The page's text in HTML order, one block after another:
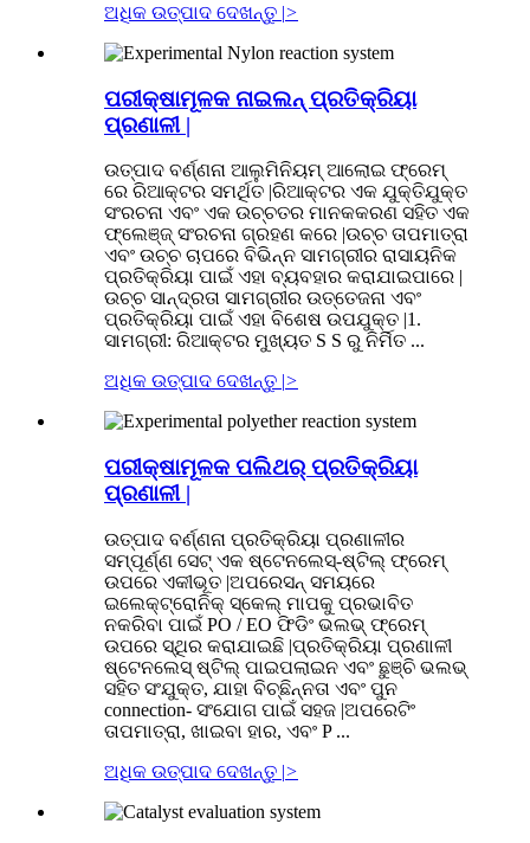
ଅଧିକ ଉତ୍ପାଦ ଦେଖନ୍ତୁ |>
ପରୀକ୍ଷାମୂଳକ ନାଇଲନ୍ ପ୍ରତିକ୍ରିୟା
ପ୍ରଣାଳୀ |
ଉତ୍ପାଦ ବର୍ଣ୍ଣନା ଆଲୁମିନିୟମ୍ ଆଲୋଇ ଫ୍ରେମ୍
ରେ ରିଆକ୍ଟର ସମର୍ଥିତ |ରିଆକ୍ଟର ଏକ ଯୁକ୍ତିଯୁକ୍ତ
ସଂରଚନା ଏବଂ ଏକ ଉଚ୍ଚତର ମାନକକରଣ ସହିତ ଏକ
ଫ୍ଲେଞ୍ଜ୍ ସଂରଚନା ଗ୍ରହଣ କରେ |ଉଚ୍ଚ ତାପମାତ୍ରା
ଏବଂ ଉଚ୍ଚ ଚାପରେ ବିଭିନ୍ନ ସାମଗ୍ରୀର ରାସାୟନିକ
ପ୍ରତିକ୍ରିୟା ପାଇଁ ଏହା ବ୍ୟବହାର କରାଯାଇପାରେ |
ଉଚ୍ଚ ସାନ୍ଦ୍ରତା ସାମଗ୍ରୀର ଉତ୍ତେଜନା ଏବଂ
ପ୍ରତିକ୍ରିୟା ପାଇଁ ଏହା ବିଶେଷ ଉପଯୁକ୍ତ |1.
ସାମଗ୍ରୀ: ରିଆକ୍ଟର ମୁଖ୍ୟତ S S ରୁ ନିର୍ମିତ ...
ଅଧିକ ଉତ୍ପାଦ ଦେଖନ୍ତୁ |>
ପରୀକ୍ଷାମୂଳକ ପଲିଥର୍ ପ୍ରତିକ୍ରିୟା
ପ୍ରଣାଳୀ |
ଉତ୍ପାଦ ବର୍ଣ୍ଣନା ପ୍ରତିକ୍ରିୟା ପ୍ରଣାଳୀର
ସମ୍ପୂର୍ଣ୍ଣ ସେଟ୍ ଏକ ଷ୍ଟେନଲେସ୍-ଷ୍ଟିଲ୍ ଫ୍ରେମ୍
ଉପରେ ଏକୀଭୂତ |ଅପରେସନ୍ ସମୟରେ
ଇଲେକ୍ଟ୍ରୋନିକ୍ ସ୍କେଲ୍ ମାପକୁ ପ୍ରଭାବିତ
ନକରିବା ପାଇଁ PO / EO ଫିଡିଂ ଭଲଭ୍ ଫ୍ରେମ୍
ଉପରେ ସ୍ଥିର କରାଯାଇଛି |ପ୍ରତିକ୍ରିୟା ପ୍ରଣାଳୀ
ଷ୍ଟେନଲେସ୍ ଷ୍ଟିଲ୍ ପାଇପଲାଇନ ଏବଂ ଛୁଞ୍ଚି ଭଲଭ୍
ସହିତ ସଂଯୁକ୍ତ, ଯାହା ବିଚ୍ଛିନ୍ନତା ଏବଂ ପୁନ
connection- ସଂଯୋଗ ପାଇଁ ସହଜ |ଅପରେଟିଂ
ତାପମାତ୍ରା, ଖାଇବା ହାର, ଏବଂ P ...
ଅଧିକ ଉତ୍ପାଦ ଦେଖନ୍ତୁ |>